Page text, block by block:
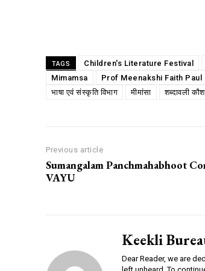
TAGS Children's Literature Festival
Mimamsa
Prof Meenakshi Faith Paul
भाषा एवं संस्कृति विभाग
मीमांसा शब्दावली
Previous article
Sumangalam Panchmahabhoot
VAYU
Keekli
Dear Reader, we are